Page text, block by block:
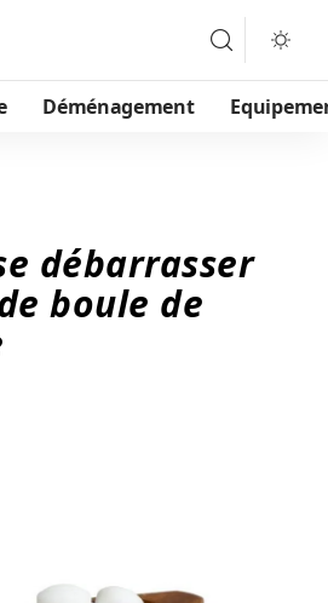
Déménagement
débarrasser
boule de